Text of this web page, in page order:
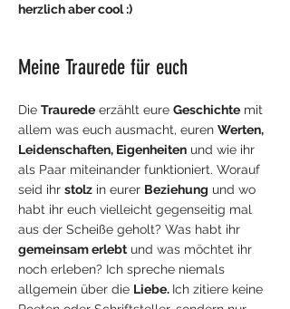
herzlich aber cool :)
Meine Traurede für euch​
Die Traurede erzählt eure Geschichte mit
allem was euch ausmacht, euren Werten,
Leidenschaften, Eigenheiten und wie ihr
als Paar miteinander funktioniert. Worauf
seid ihr stolz in eurer Beziehung und wo
habt ihr euch vielleicht gegenseitig mal
aus der Scheiße geholt? Was habt ihr
gemeinsam erlebt und was möchtet ihr
noch erleben? Ich spreche niemals
allgemein über die Liebe. Ich zitiere keine